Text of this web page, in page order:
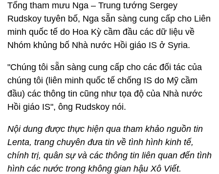
Tổng tham mưu Nga – Trung tướng Sergey
Rudskoy tuyên bố, Nga sẵn sàng cung cấp cho Liên
minh quốc tế do Hoa Kỳ cầm đầu các dữ liệu về
Nhóm khủng bố Nhà nước Hồi giáo IS ở Syria.
"Chúng tôi sẵn sàng cung cấp cho các đối tác của
chúng tôi (liên minh quốc tế chống IS do Mỹ cầm
đầu) các thông tin cũng như tọa độ của Nhà nước
Hồi giáo IS", ông Rudskoy nói.
Nội dung được thực hiện qua tham khảo nguồn tin
Lenta, trang chuyên đưa tin về tình hình kinh tế,
chính trị, quân sự và các thông tin liên quan đến tình
hình các nước trong không gian hậu Xô Viết.